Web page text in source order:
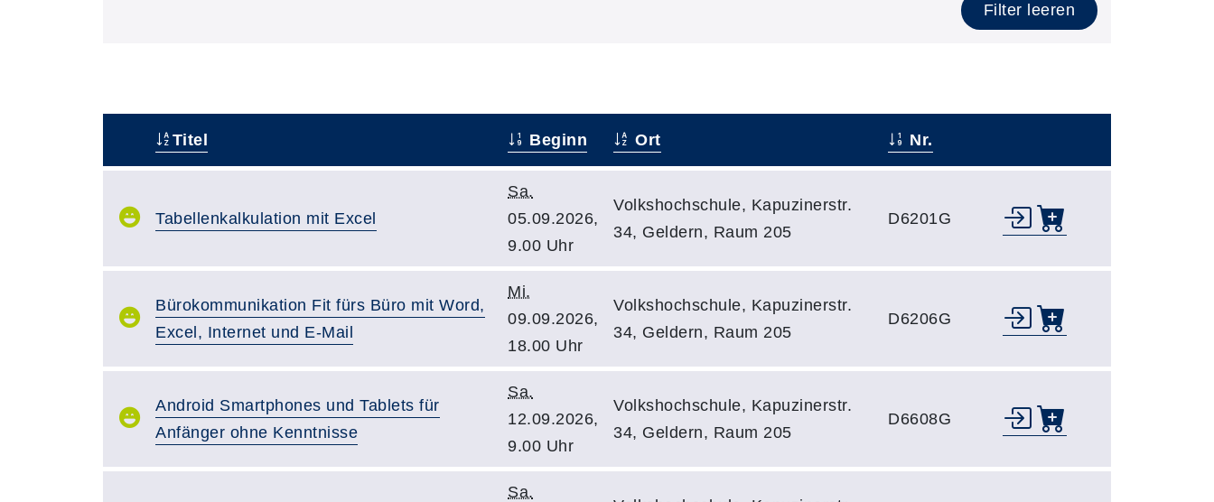
Filter leeren
Titel Beginn Ort Nr.
Tabellenkalkulation mit Excel
Sa.
05.09.2026,
9.00 Uhr
Volkshochschule, Kapuzinerstr.
34, Geldern, Raum 205
D6201G
Bürokommunikation Fit fürs Büro mit Word,
Excel, Internet und E-Mail
Mi.
09.09.2026,
18.00 Uhr
Volkshochschule, Kapuzinerstr.
34, Geldern, Raum 205
D6206G
Android Smartphones und Tablets für
Anfänger ohne Kenntnisse
Sa.
12.09.2026,
9.00 Uhr
Volkshochschule, Kapuzinerstr.
34, Geldern, Raum 205
D6608G
Sa.